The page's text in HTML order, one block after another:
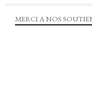
MERCI A NOS